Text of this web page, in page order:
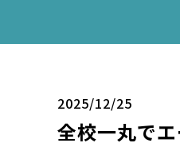
2025/12/25
全校一丸で